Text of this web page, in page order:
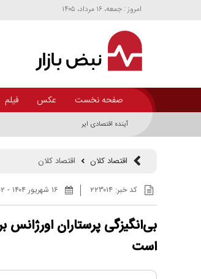
امروز : جمعه، ۱۶ مرداد، ۱۴۰۵
صفحه نخست عکس فیلم
آینده اقتصادی ایران چگونه خواهد بود؟
اقتصاد کلان اقتصاد کلان
کد خبر:۲۲۳۰۱۴ ۱۶ شهريور ۱۴۰۴ - ۰۹:۵۲
بی‌انگیزگی پرستاران اورژانس
است